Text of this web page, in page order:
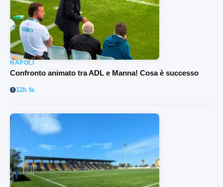
NAPOLI
Confronto animato tra ADL e Manna! Cosa è successo
12h fa